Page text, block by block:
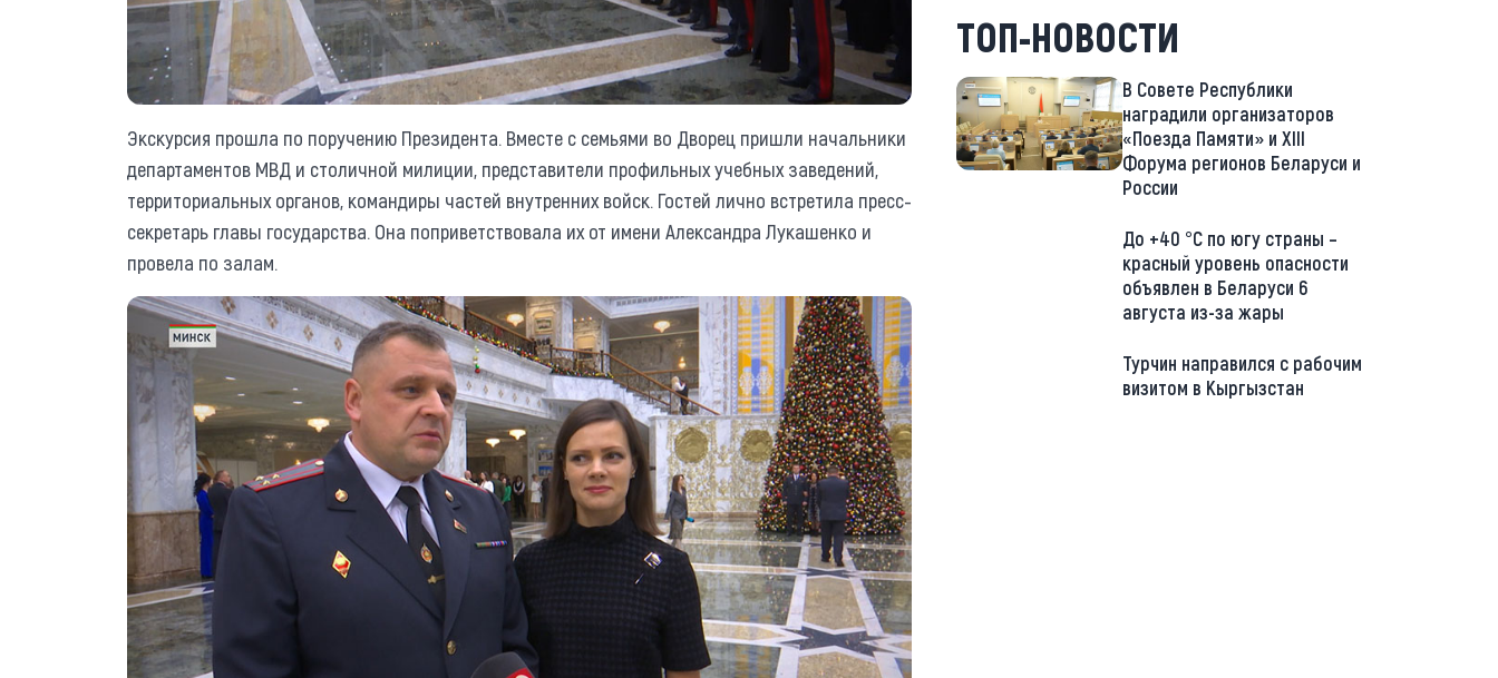
Экскурсия прошла по поручению Президента. Вместе с семьями во Дворец пришли начальники
департаментов МВД и столичной милиции, представители профильных учебных заведений,
территориальных органов, командиры частей внутренних войск. Гостей лично встретила пресс-
секретарь главы государства. Она поприветствовала их от имени Александра Лукашенко и
провела по залам.
ТОП-НОВОСТИ
В Совете Республики
наградили организаторов
«Поезда Памяти» и XIII
Форума регионов Беларуси и
России
До +40 °С по югу страны –
красный уровень опасности
объявлен в Беларуси 6
августа из-за жары
Турчин направился с рабочим
визитом в Кыргызстан